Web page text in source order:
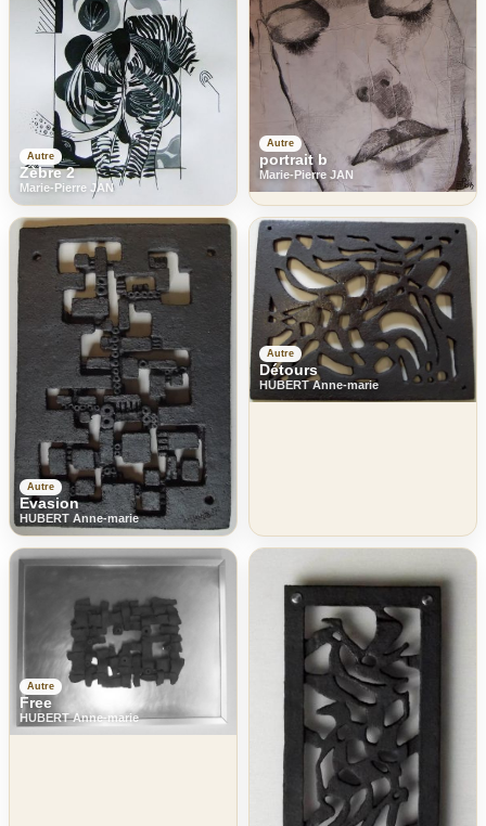
Autre
Zèbre 2
Marie-Pierre JAN
Autre
portrait b
Marie-Pierre JAN
Autre
Evasion
HUBERT Anne-marie
Autre
Détours
HUBERT Anne-marie
Autre
Free
HUBERT Anne-marie